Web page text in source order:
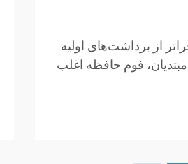
از برداشت‌های اولیه
فوم حافظه اغلب
یا تجربیات کوتاه